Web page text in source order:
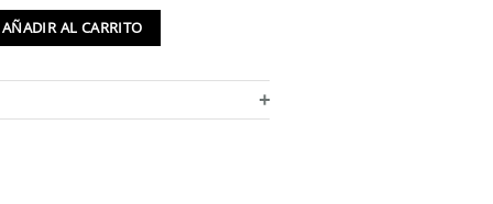
AÑADIR AL CARRITO
+